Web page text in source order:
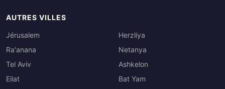
AUTRES VILLES
Jérusalem
Ra'anana
Tel Aviv
Eilat
Herzliya
Netanya
Ashkelon
Bat Yam